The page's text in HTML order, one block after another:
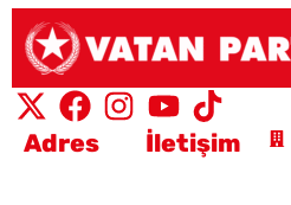
Adres İletişim